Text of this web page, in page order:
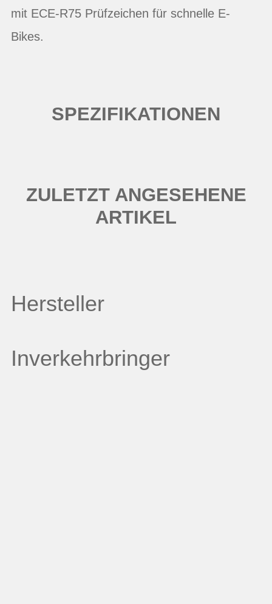
mit ECE-R75 Prüfzeichen für schnelle E-
Bikes.
SPEZIFIKATIONEN
ZULETZT ANGESEHENE
ARTIKEL
Hersteller
Inverkehrbringer